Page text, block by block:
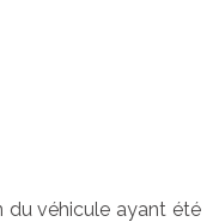
du véhicule ayant été